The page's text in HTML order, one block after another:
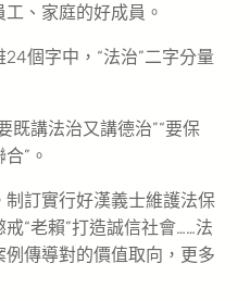
、家庭的好成員。
個字中，“法治”二字分量
既講法治又講德治”“要保
”。
訂實行好漢義士維護法保
“老賴”打造誠信社會……法
傳導對的價值取向，更多